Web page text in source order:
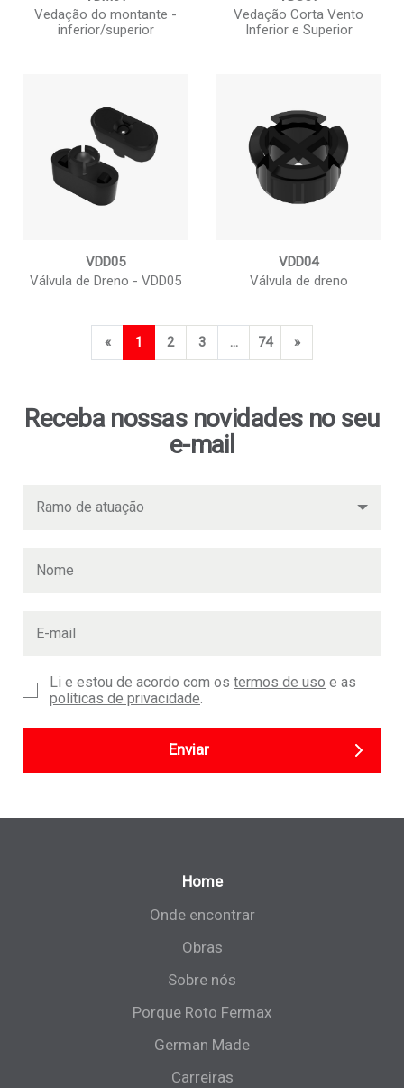
Vedação do montante -
inferior/superior
Vedação Corta Vento
Inferior e Superior
VDD05
Válvula de Dreno - VDD05
VDD04
Válvula de dreno
«Anterior
1 2 3 ... 74 »Próximo
Receba nossas novidades no seu
e-mail
Li e estou de acordo com os termos de uso e as
políticas de privacidade
Enviar
Home
Onde encontrar
Obras
Sobre nós
Porque Roto Fermax
German Made
Carreiras